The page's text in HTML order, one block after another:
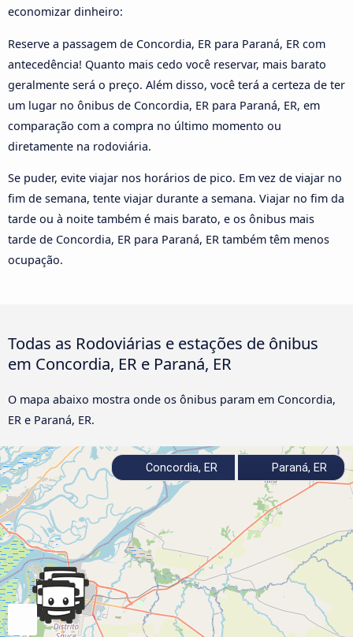
economizar dinheiro:
Reserve a passagem de Concordia, ER para Paraná, ER com
antecedência! Quanto mais cedo você reservar, mais barato
geralmente será o preço. Além disso, você terá a certeza de ter
um lugar no ônibus de Concordia, ER para Paraná, ER, em
comparação com a compra no último momento ou
diretamente na rodoviária.
Se puder, evite viajar nos horários de pico. Em vez de viajar no
fim de semana, tente viajar durante a semana. Viajar no fim da
tarde ou à noite também é mais barato, e os ônibus mais
tarde de Concordia, ER para Paraná, ER também têm menos
ocupação.
Todas as Rodoviárias e estações de ônibus
em Concordia, ER e Paraná, ER
O mapa abaixo mostra onde os ônibus param em Concordia,
ER e Paraná, ER.
Concordia, ER Paraná, ER